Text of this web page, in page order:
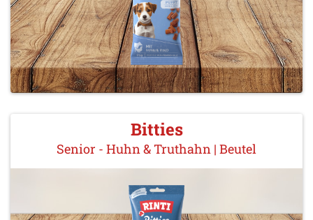
Bitties
Senior - Huhn & Truthahn | Beutel